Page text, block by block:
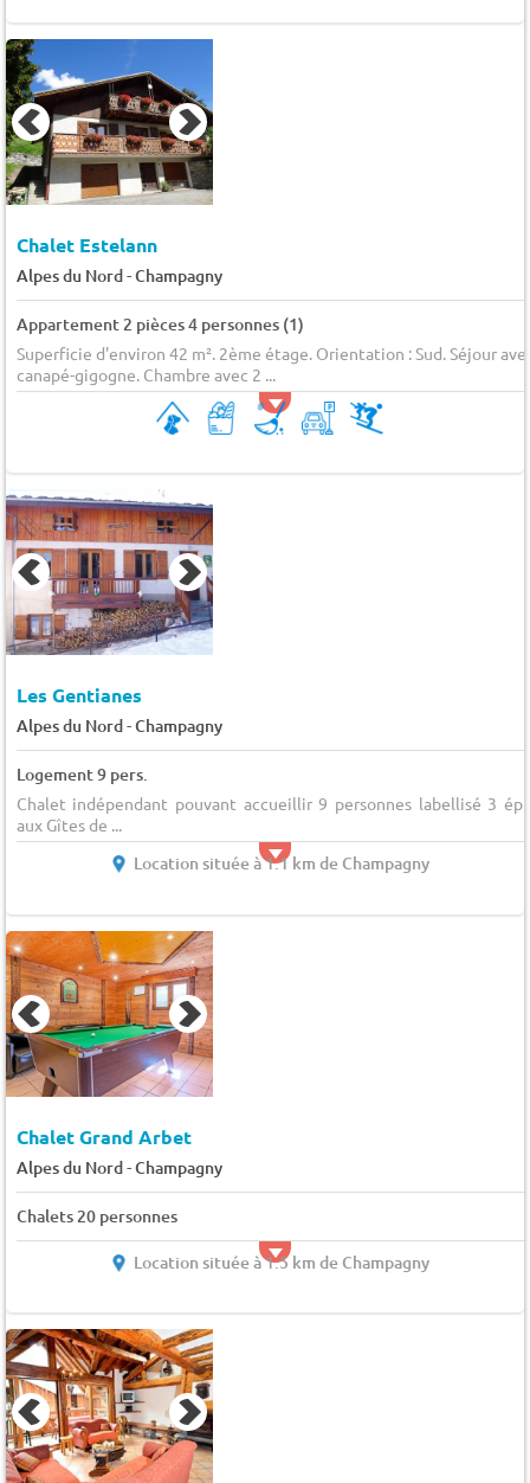
Chalet Estelann
Alpes du Nord-Champagny
Appartement 2 pièces 4 personnes (1)
Superficie d'environ 42 m². 2ème étage. Orientation : Sud. Séjour
canapé-gigogne. Chambre avec 2 ...
Les Gentianes
Alpes du Nord-Champagny
Logement 9 pers.
Chalet indépendant pouvant accueillir 9 personnes labellisé 3
aux Gîtes de ...
Location située à 1.1 km de Champagny
Chalet Grand Arbet
Alpes du Nord-Champagny
Chalets 20 personnes
Location située à 1.5 km de Champagny